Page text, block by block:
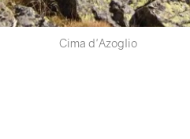
Cima d'Azoglio